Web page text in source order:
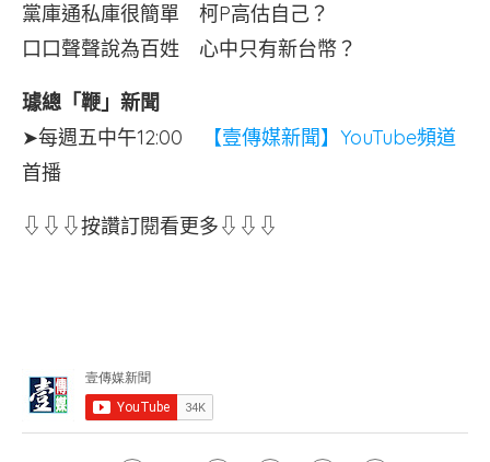
黨庫通私庫很簡單 柯P高估自己？
口口聲聲說為百姓 心中只有新台幣？
璩總「鞭」新聞
➤每週五中午12:00
【壹傳媒新聞】YouTube頻道
首播
⇩⇩⇩按讚訂閱看更多⇩⇩⇩